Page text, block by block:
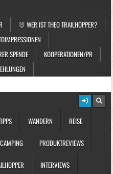
🐰 WER IST THEO TRAILHOPPER?
SPENDE
KOOPERATIONEN/PR
WANDERN REISE
CAMPING PRODUKTREVIEWS
INTERVIEWS